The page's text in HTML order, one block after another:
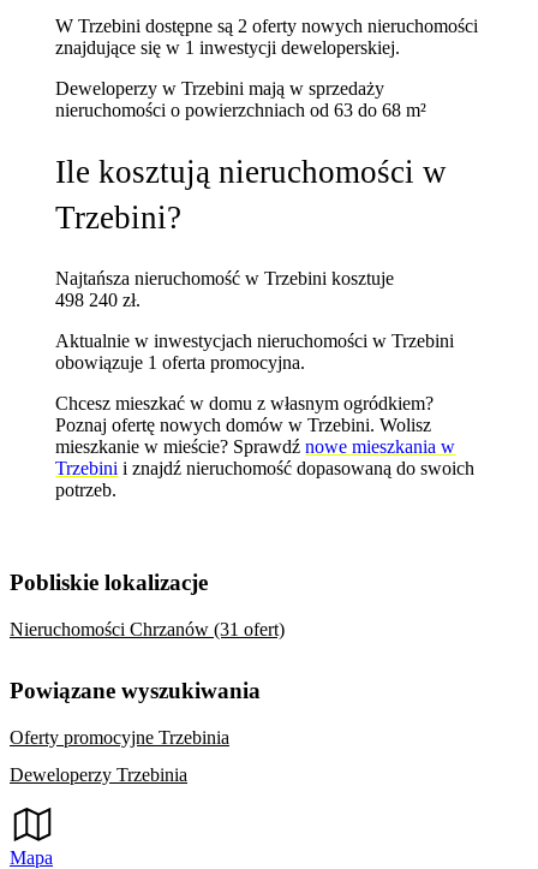
W Trzebini dostępne są 2 oferty nowych nieruchomości
znajdujące się w 1 inwestycji deweloperskiej.
Deweloperzy w Trzebini mają w sprzedaży
nieruchomościo powierzchniach od 63 do 68 m²
Ile kosztują nieruchomości w
Trzebini?
Najtańsza nieruchomość w Trzebini kosztuje
498 240 zł.
Aktualnie w inwestycjach nieruchomości w Trzebini
obowiązuje 1 oferta promocyjna.
Chcesz mieszkać w domu z własnym ogródkiem?
Poznajofertę nowych domów w Trzebini. Wolisz
mieszkanie w mieście? Sprawdźnowe mieszkania w
Trzebini i znajdź nieruchomość dopasowaną do swoich
potrzeb.
Pobliskie lokalizacje
Nieruchomości Chrzanów (31 ofert)
Powiązane wyszukiwania
Oferty promocyjne Trzebinia
Deweloperzy Trzebinia
Mapa